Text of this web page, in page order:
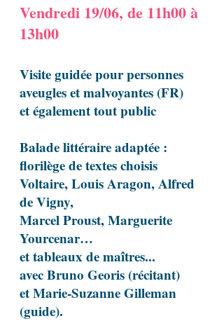
Vendredi 19/06, de 11h00 à
13h00
Visite guidée pour personnes
aveugles et malvoyantes (FR)
et également tout public
Balade littéraire adaptée :
florilège de textes choisis
Voltaire, Louis Aragon, Alfred
de Vigny,
Marcel Proust, Marguerite
Yourcenar…
et tableaux de maîtres...
avec Bruno Georis (récitant)
et Marie-Suzanne Gilleman
(guide).​